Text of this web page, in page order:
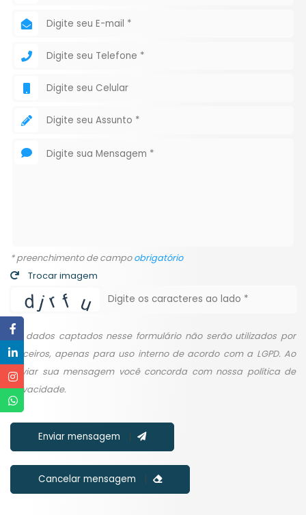
* preenchimento de campoobrigatório
Trocar imagem
Os dados captados nesse formulário não serão utilizados por
terceiros, apenas para uso interno de acordo com a LGPD. Ao
enviar sua mensagem você concorda com nossa política de
privacidade.
Enviar mensagem
Cancelar mensagem